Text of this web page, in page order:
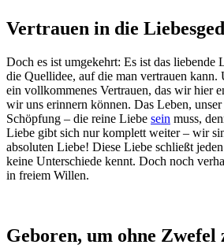
Vertrauen in die
Doch es ist umgekehrt: Es ist das liebende
die Quellidee, auf die man vertrauen kann.
ein vollkommenes Vertrauen, das wir hier
wir uns erinnern können. Das Leben, unser
Schöpfung – die reine Liebe sein muss,
Liebe gibt sich nur komplett weiter – wir
absoluten Liebe! Diese Liebe schließt
keine Unterschiede kennt. Doch noch
in freiem Willen.
Geboren, um ohne Zwefel